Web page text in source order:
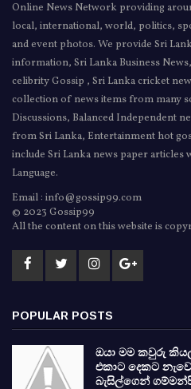
Online News Network providing
local, international, world, politics,
and event photos. We provide Sri
information, Sri Lanka Business
celibrity Gossip , Sri Lanka cricket
collection of news items from many
Discussions, Balanced Independent
from Sri Lanka, Entertainment hot
include Sri Lanka news paper articles
Language.
Email : info@gossip99.com
© 2023 Gossip99
All the content on this website is
POPULAR POSTS
ඔයා මම කවුරු
එකාට දෙකට
බැසිල්ගෙන්